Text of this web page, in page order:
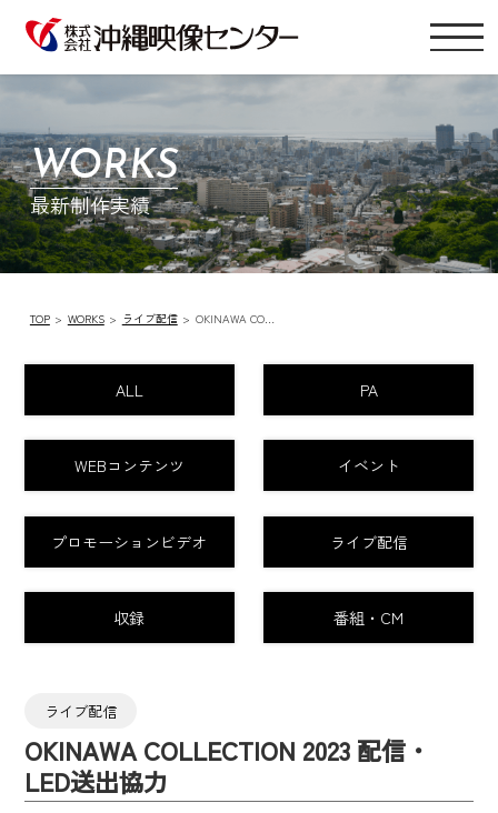
WORKS
最新制作実績
TOP WORKS ライブ配信 OKINAWA CO…
ALL PA
WEBコンテンツ イベント
プロモーションビデオ ライブ配信
収録 番組・CM
ライブ配信
OKINAWA COLLECTION 2023 配信・
LED送出協力